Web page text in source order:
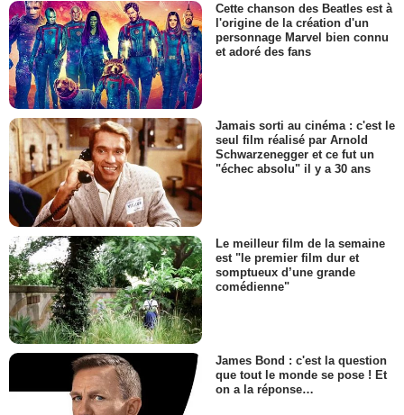
Cette chanson des Beatles est à
l'origine de la création d'un
personnage Marvel bien connu
et adoré des fans
Jamais sorti au cinéma : c'est le
seul film réalisé par Arnold
Schwarzenegger et ce fut un
"échec absolu" il y a 30 ans
Le meilleur film de la semaine
est "le premier film dur et
somptueux d’une grande
comédienne"
James Bond : c'est la question
que tout le monde se pose ! Et
on a la réponse…